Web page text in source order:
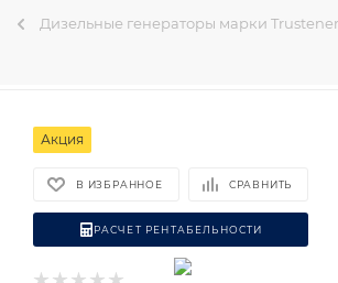
Дизельные генераторы марки
Акция
В ИЗБРАННОЕ СРАВНИТЬ
РАСЧЕТ РЕНТАБЕЛЬНОСТИ